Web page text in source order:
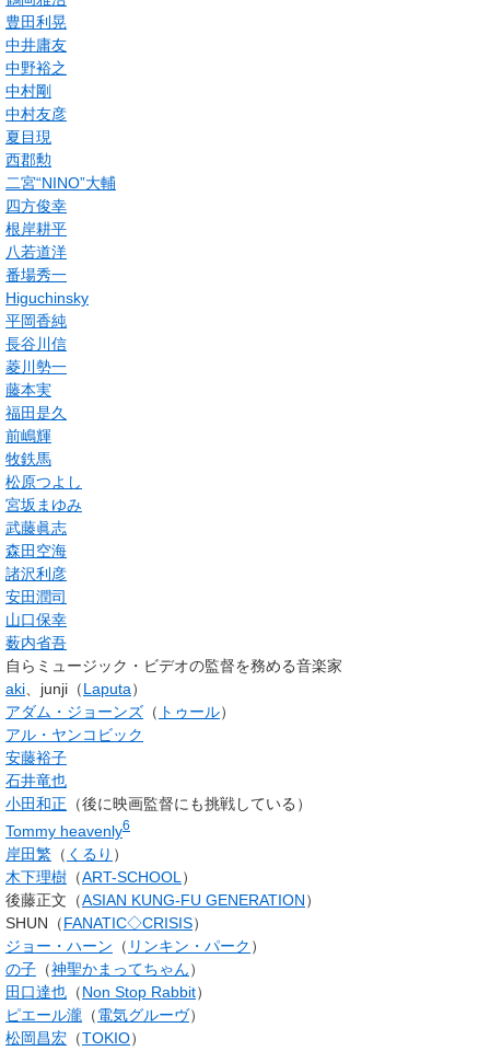
豊田利晃
中井庸友
中野裕之
中村剛
中村友彦
夏目現
西郡勲
二宮“NINO”大輔
四方俊幸
根岸耕平
八若道洋
番場秀一
Higuchinsky
平岡香純
長谷川信
菱川勢一
藤本実
福田是久
前嶋輝
牧鉄馬
松原つよし
宮坂まゆみ
武藤眞志
森田空海
諸沢利彦
安田潤司
山口保幸
薮内省吾
自らミュージック・ビデオの監督を務める音楽家
aki、junji（Laputa）
アダム・ジョーンズ （ トゥール）
アル・ヤンコビック
安藤裕子
石井竜也
小田和正 （後に映画監督にも挑戦している）
Tommy heavenly6
岸田繁 （ くるり ）
木下理樹 （ART-SCHOOL ）
後藤正文（ASIAN KUNG-FU GENERATION）
SHUN（FANATIC◇CRISIS）
ジョー・ハーン （ リンキン・パーク ）
の子 （神聖かまってちゃん）
田口達也 （Non Stop Rabbit）
ピエール瀧 （電気グルーヴ）
松岡昌宏 （TOKIO）